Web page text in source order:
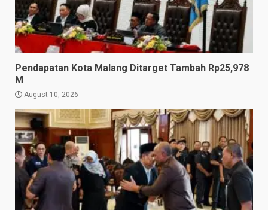
Pendapatan Kota Malang Ditarget Tambah Rp25,978
M
August 10, 2026